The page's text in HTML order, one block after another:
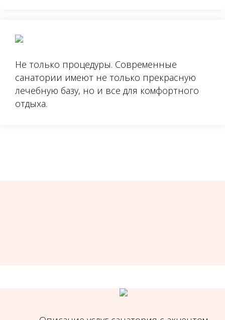
Не только процедуры. Современные
санатории имеют не только прекрасную
лечебную базу, но и все для комфортного
отдыха.